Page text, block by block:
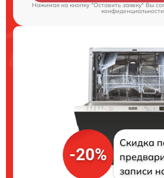
Нажимая на кнопку "Оставить заявку" Вы
конфиденциальности
-20%
Скидка
записи